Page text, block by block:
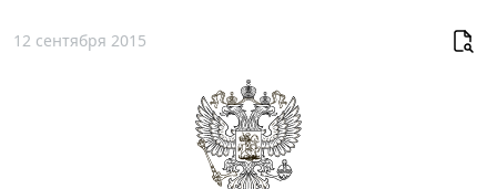
12 сентября 2015